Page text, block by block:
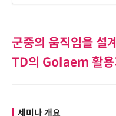
군중의 움직임을 설
TD의 Golaem 활용
세미나 개요